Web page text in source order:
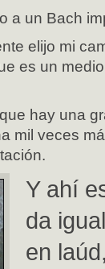
a un Bach
elijo mi
es un
hay una
mil veces
Y ahí
da
en